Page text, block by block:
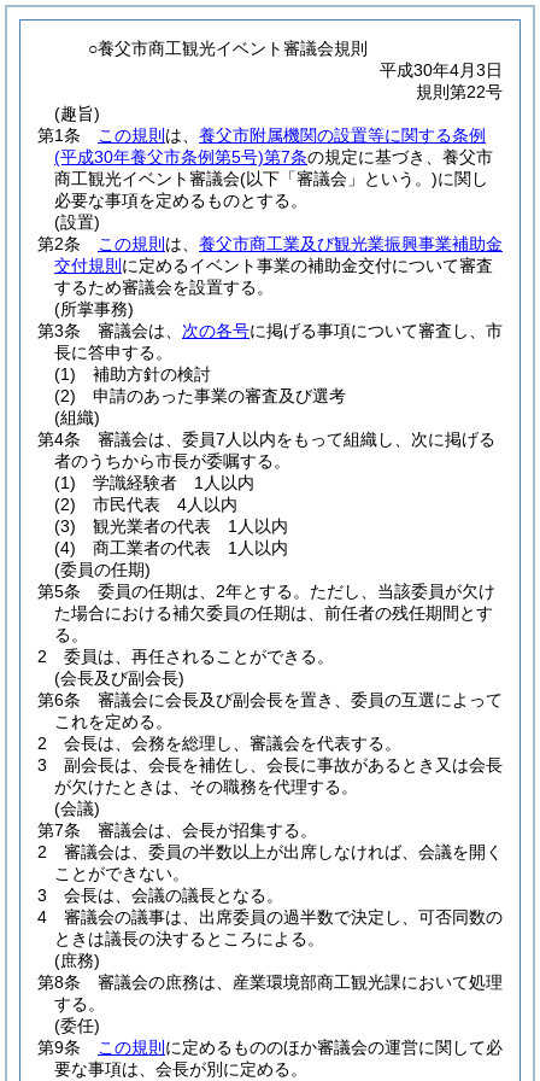
○養父市商工観光イベント審議会規則
平成30年4月3日
規則第22号
(趣旨)
第1条
この規則 は、 養父市附属機関の設置等に関する条例
(平成30年養父市条例第5号)第7条の規定に基づき、養父市
商工観光イベント審議会(以下「審議会」という。)に関し
必要な事項を定めるものとする。
(設置)
第2条
この規則 は、 養父市商工業及び観光業振興事業補助金
交付規則 に定めるイベント事業の補助金交付について審査
するため審議会を設置する。
(所掌事務)
第3条
審議会は、 次の各号に掲げる事項について審査し、市
長に答申する。
(1)
補助方針の検討
(2)
申請のあった事業の審査及び選考
(組織)
第4条
審議会は、委員7人以内をもって組織し、次に掲げる
者のうちから市長が委嘱する。
(1)
学識経験者 1人以内
(2)
市民代表 4人以内
(3)
観光業者の代表 1人以内
(4)
商工業者の代表 1人以内
(委員の任期)
第5条
委員の任期は、2年とする。 ただし、当該委員が欠け
た場合における補欠委員の任期は、前任者の残任期間とす
る。
2
委員は、再任されることができる。
(会長及び副会長)
第6条
審議会に会長及び副会長を置き、委員の互選によって
これを定める。
2
会長は、会務を総理し、審議会を代表する。
3
副会長は、会長を補佐し、会長に事故があるとき又は会長
が欠けたときは、その職務を代理する。
(会議)
第7条
審議会は、会長が招集する。
2
審議会は、委員の半数以上が出席しなければ、会議を開く
ことができない。
3
会長は、会議の議長となる。
4
審議会の議事は、出席委員の過半数で決定し、可否同数の
ときは議長の決するところによる。
(庶務)
第8条
審議会の庶務は、産業環境部商工観光課において処理
する。
(委任)
第9条
この規則 に定めるもののほか審議会の運営に関して必
要な事項は、会長が別に定める。